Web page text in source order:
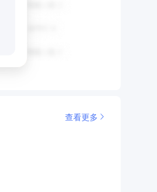
查看更多